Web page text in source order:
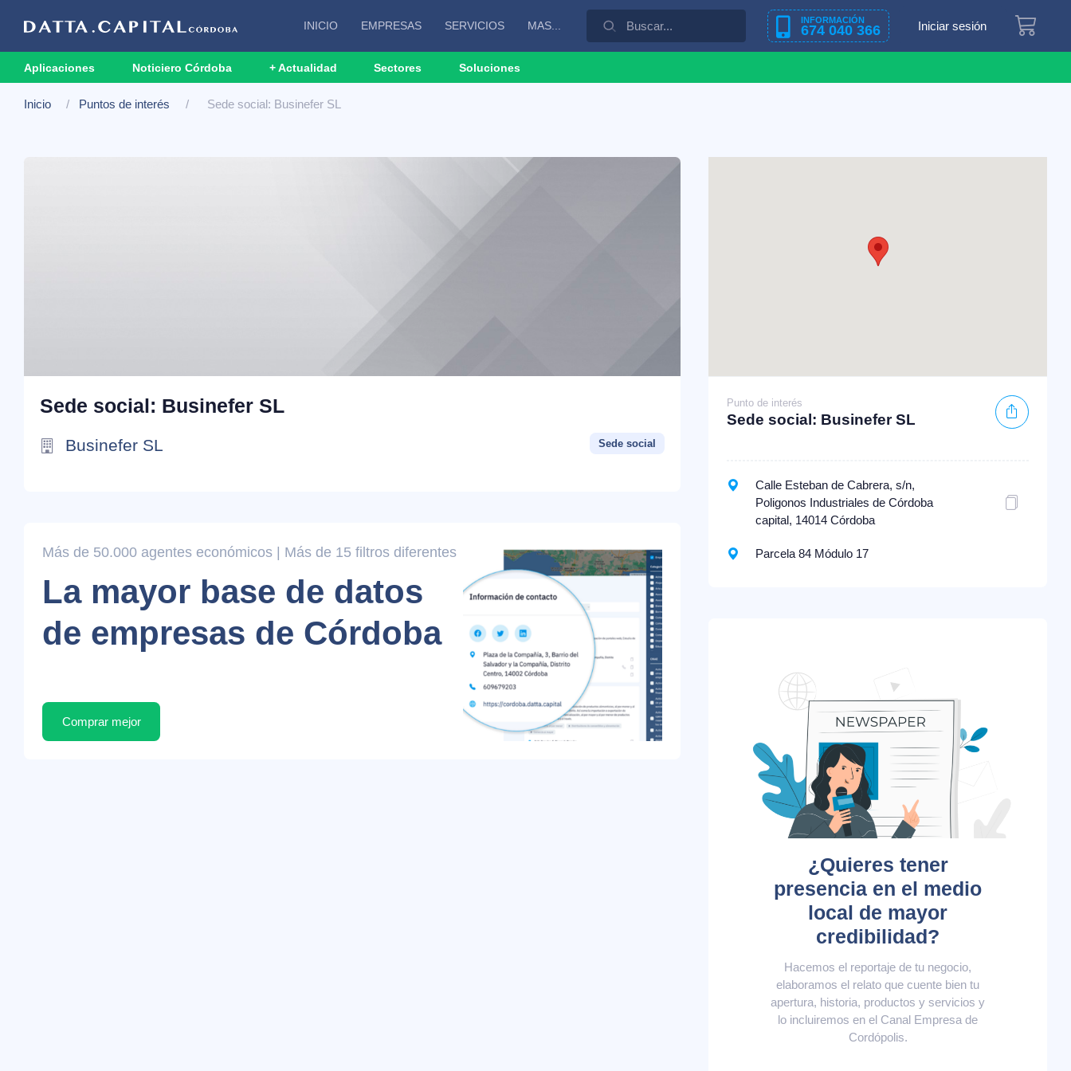
INICIO EMPRESAS SERVICIOS MAS... INFORMACIÓN
674 040 366 Iniciar sesión
Aplicaciones Noticiero Córdoba + Actualidad Sectores Soluciones
Inicio Puntos de interés Sede social: Businefer SL
Sede social: Businefer SL
Businefer SL Sede social
Más de 50.000 agentes económicos | Más de 15 filtros diferentes
La mayor base de datos
de empresas de Córdoba
Comprar mejor
Punto de interés
Sede social: Businefer SL
Calle Esteban de Cabrera, s/n,
Poligonos Industriales de Córdoba
capital, 14014 Córdoba
Parcela 84 Módulo 17
¿Quieres tener
presencia en el medio
local de mayor
credibilidad?
Hacemos el reportaje de tu negocio,
elaboramos el relato que cuente bien tu
apertura, historia, productos y servicios y
lo incluiremos en el Canal Empresa de
Cordópolis.